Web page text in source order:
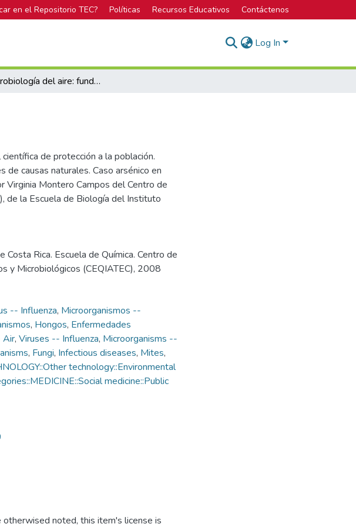
en el Repositorio TEC? Políticas Recursos Educativos Contáctenos
Log In
Microbiología del aire: fundamentos
de protección a la población.
causas naturales. Caso arsénico en
Virginia Montero Campos del Centro de
de la Escuela de Biología del Instituto
Rica. Escuela de Química. Centro de
y Microbiológicos (CEQIATEC), 2008
-- Influenza, Microorganismos --
, Hongos, Enfermedades
Air, Viruses -- Influenza, Microorganisms --
, Fungi, Infectious diseases, Mites,
technology::Environmental
medicine::Public
otherwised noted, this item's license is